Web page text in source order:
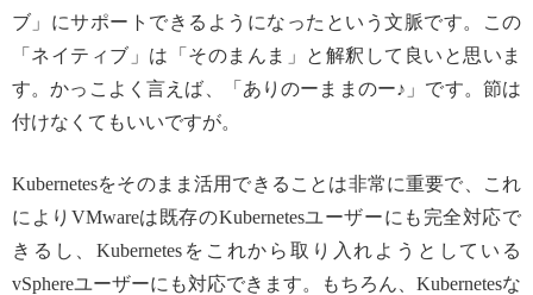
ブ」にサポートできるようになったという文脈です。この
「ネイティブ」は「そのまんま」と解釈して良いと思いま
す。かっこよく言えば、「ありのーままのー♪」です。節は
付けなくてもいいですが。
Kubernetesをそのまま活用できることは非常に重要で、これ
によりVMwareは既存のKubernetesユーザーにも完全対応で
きるし、Kubernetesをこれから取り入れようとしている
vSphereユーザーにも対応できます。もちろん、Kubernetesな